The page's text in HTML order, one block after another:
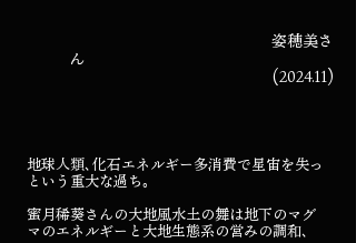
姿穂美さ
ん
(2024.11)
地球人類､化石エネルギー多消費で星宙を失っ
という重大な過ち｡
蜜月稀葵さんの大地風水土の舞は地下のマグ
マのエネルギーと大地生態系の営みの調和､